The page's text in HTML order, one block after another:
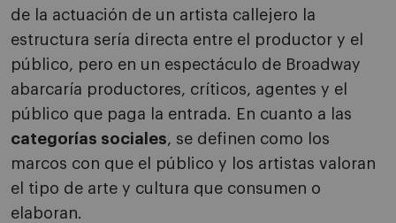
de la actuación de un artista callejero la
estructura sería directa entre el productor y el
público, pero en un espectáculo de Broadway
abarcaría productores, críticos, agentes y el
público que paga la entrada. En cuanto a las
categorías sociales, se definen como los
marcos con que el público y los artistas valoran
el tipo de arte y cultura que consumen o
elaboran.